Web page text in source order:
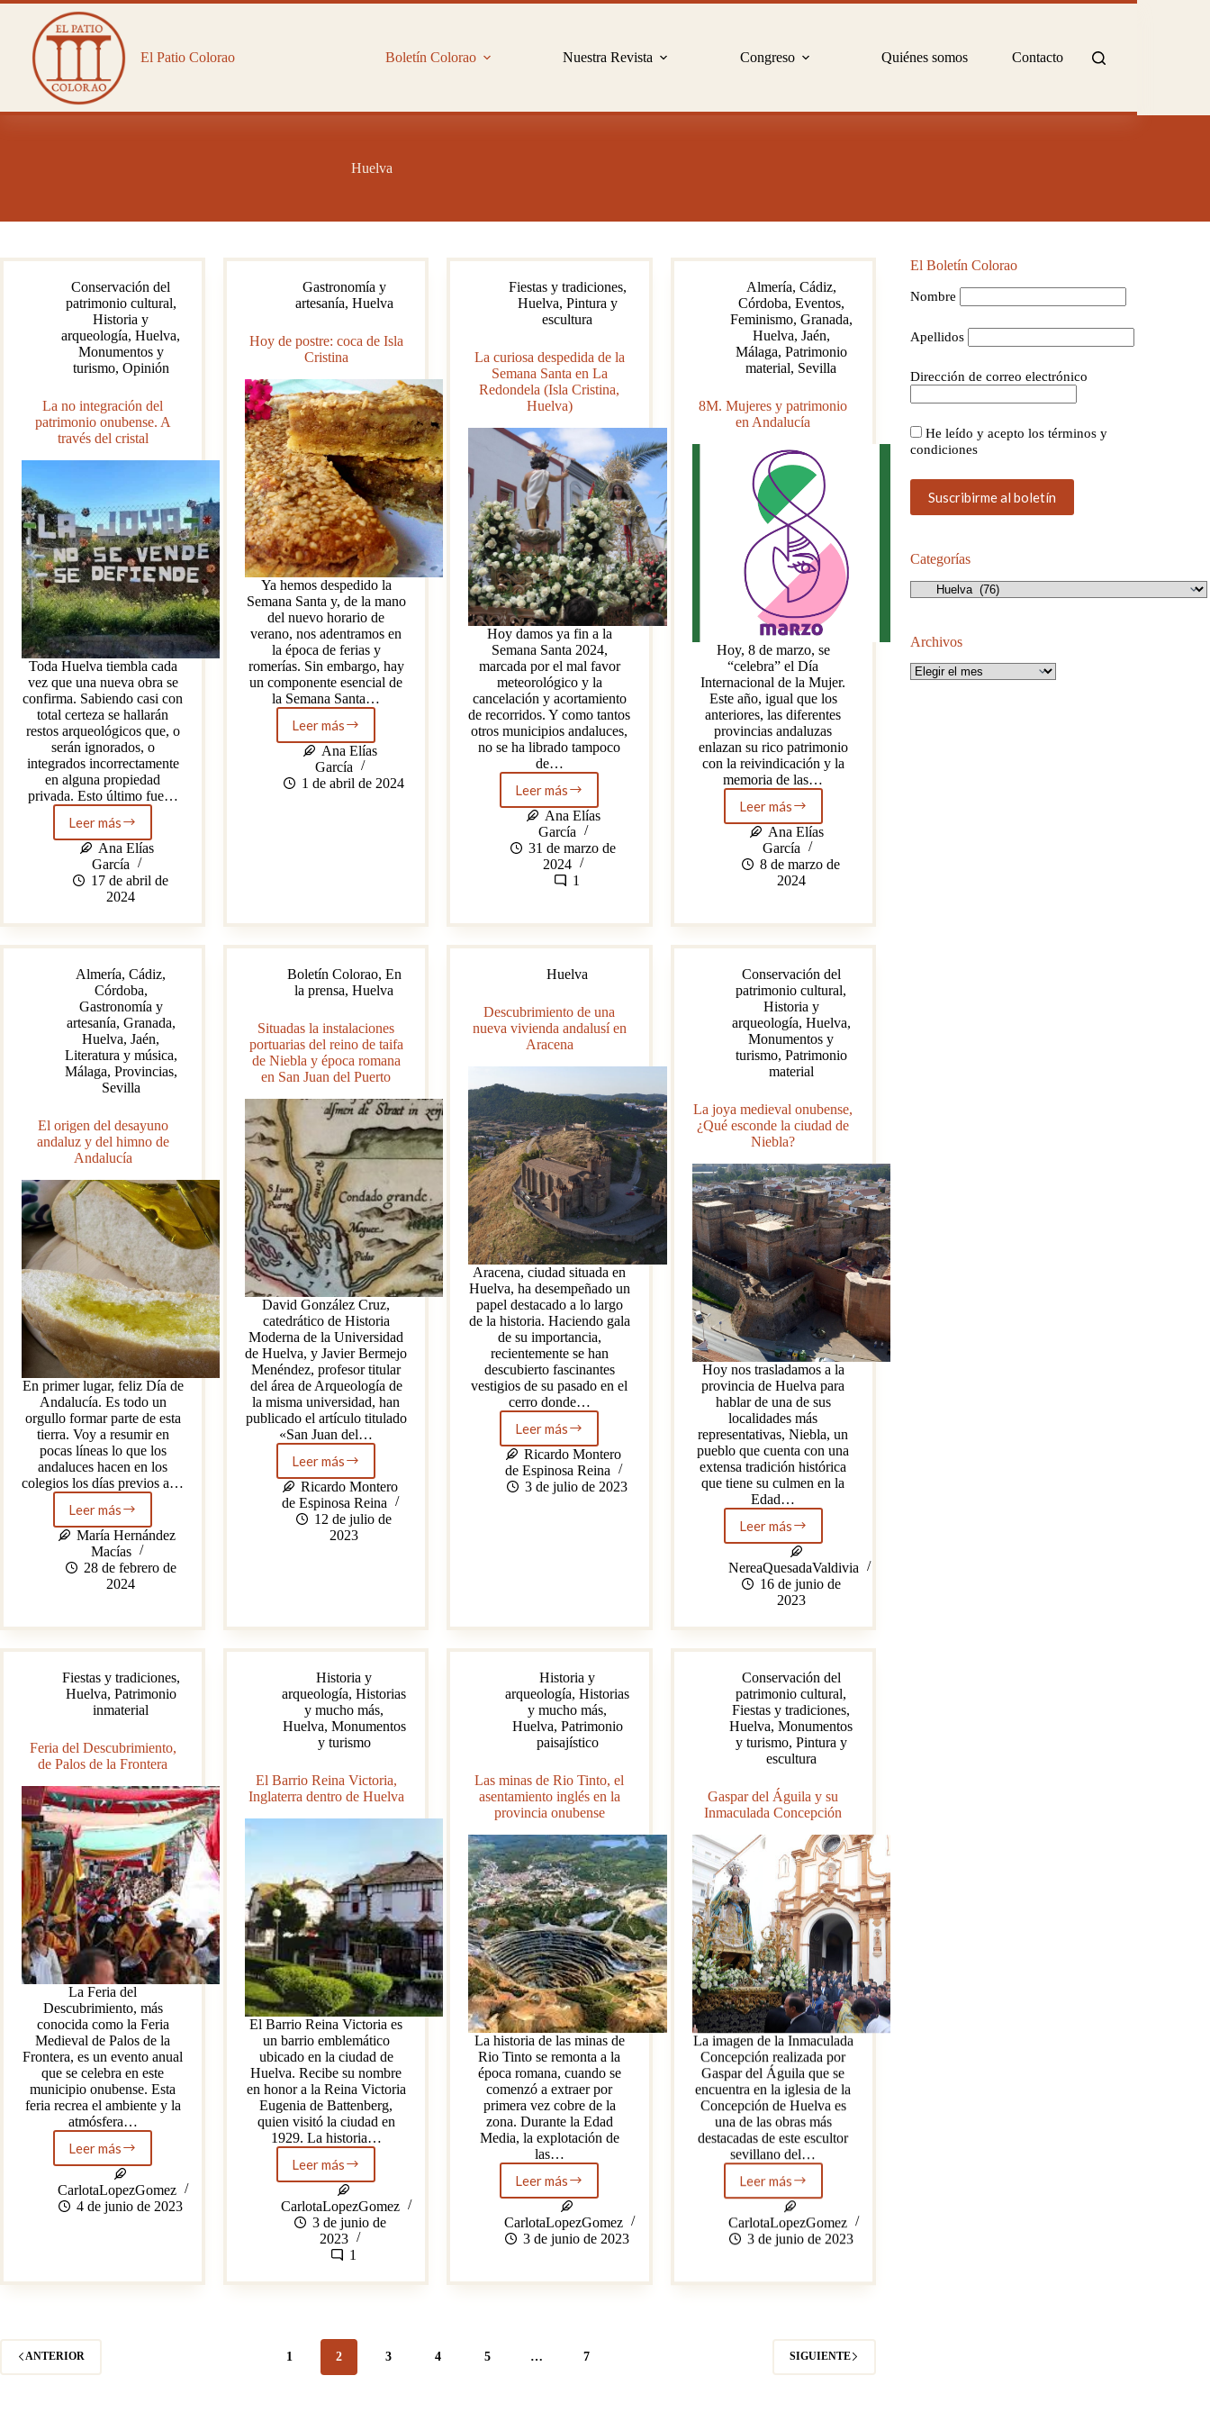
Saltar
contenido
El Patio Colorao
Boletín Colorao Nuestra Revista Congreso Quiénes somos Contacto
Huelva
Conservación del
patrimonio cultural,
Historia y
arqueología,Huelva,
Monumentos y
turismo, Opinión
La no integración del
patrimonio onubense. A
través del cristal
Toda Huelva tiembla cada
vez que una nueva obra se
confirma. Sabiendo casi con
total certeza se hallarán
restos arqueológicos que, o
serán ignorados, o
integrados incorrectamente
en alguna propiedad
privada. Esto último fue…
Leer más
La
no
integración
del
patrimonio
A
través
cristal
Ana Elías
García
17 de abril de
2024
Gastronomía y
artesanía, Huelva
Hoy de postre: coca de Isla
Cristina
Ya hemos despedido la
Semana Santa y, de la mano
del nuevo horario de
verano, nos adentramos en
la época de ferias y
romerías. Sin embargo, hay
un componente esencial de
la Semana Santa…
Leer más
Hoy
de
postre:
coca
Ana Elías
García
1 de abril de 2024
Fiestas y tradiciones,
Huelva, Pintura y
escultura
La curiosa despedida de la
Semana Santa en La
Redondela (Isla Cristina,
Huelva)
Hoy damos ya fin a la
Semana Santa 2024,
marcada por el mal favor
meteorológico y la
cancelación y acortamiento
de recorridos. Y como tantos
otros municipios andaluces,
no se ha librado tampoco
de…
Leer más
La
curiosa
despedida
de
la
Semana
La
Redondela
Cristina,
Ana Elías
García
31 de marzo de
2024
1
Almería, Cádiz,
Córdoba, Eventos,
Feminismo, Granada,
Huelva, Jaén,
Málaga, Patrimonio
material, Sevilla
8M. Mujeres y patrimonio
en Andalucía
Hoy, 8 de marzo, se
“celebra” el Día
Internacional de la Mujer.
Este año, igual que los
anteriores, las diferentes
provincias andaluzas
enlazan su rico patrimonio
con la reivindicación y la
memoria de las…
Leer más
8M.
Mujeres
y
patrimonio
en
Ana Elías
García
8 de marzo de
2024
Almería,Cádiz,
Córdoba,
Gastronomía y
artesanía, Granada,
Huelva,Jaén,
Literatura y música,
Málaga, Provincias,
Sevilla
El origen del desayuno
andaluz y del himno de
Andalucía
En primer lugar, feliz Día de
Andalucía. Es todo un
orgullo formar parte de esta
tierra. Voy a resumir en
pocas líneas lo que los
andaluces hacen en los
colegios los días previos a…
Leer más
El
origen
del
desayuno
andaluz
himno
de
María Hernández
Macías
28 de febrero de
2024
Boletín Colorao, En
la prensa,Huelva
Situadas la instalaciones
portuarias del reino de taifa
de Niebla y época romana
en San Juan del Puerto
David González Cruz,
catedrático de Historia
Moderna de la Universidad
de Huelva, y Javier Bermejo
Menéndez, profesor titular
del área de Arqueología de
la misma universidad, han
publicado el artículo titulado
«San Juan del…
Leer másSituadas
la
instalaciones
portuarias
del
y
época
en
San
Juan
del
Puerto
Ricardo Montero
de Espinosa Reina
12 de julio de
2023
Huelva
Descubrimiento de una
nueva vivienda andalusí en
Aracena
Aracena, ciudad situada en
Huelva, ha desempeñado un
papel destacado a lo largo
de la historia. Haciendo gala
de su importancia,
recientemente se han
descubierto fascinantes
vestigios de su pasado en el
cerro donde…
Leer másDescubrimiento
de
una
nueva
Ricardo Montero
de Espinosa Reina
3 de julio de 2023
Conservación del
patrimonio cultural,
Historia y
arqueología, Huelva,
Monumentos y
turismo, Patrimonio
material
La joya medieval onubense,
¿Qué esconde la ciudad de
Niebla?
Hoy nos trasladamos a la
provincia de Huelva para
hablar de una de sus
localidades más
representativas, Niebla, un
pueblo que cuenta con una
extensa tradición histórica
que tiene su culmen en la
Edad…
Leer más
La
joya
medieval
onubense,
¿Qué
la
ciudad
Niebla?
NereaQuesadaValdivia
16 de junio de
2023
Fiestas y tradiciones,
Huelva, Patrimonio
inmaterial
Feria del Descubrimiento,
de Palos de la Frontera
La Feria del
Descubrimiento, más
conocida como la Feria
Medieval de Palos de la
Frontera, es un evento anual
que se celebra en este
municipio onubense. Esta
feria recrea el ambiente y la
atmósfera…
Leer más
Feria
del
Descubrimiento,
de
CarlotaLopezGomez
4 de junio de 2023
Historia y
arqueología,Historias
y mucho más,
Huelva, Monumentos
y turismo
El Barrio Reina Victoria,
Inglaterra dentro de Huelva
El Barrio Reina Victoria es
un barrio emblemático
ubicado en la ciudad de
Huelva. Recibe su nombre
en honor a la Reina Victoria
Eugenia de Battenberg,
quien visitó la ciudad en
1929. La historia…
Leer más
El
Barrio
Reina
Victoria,
Inglaterra
dentro
Huelva
CarlotaLopezGomez
3 de junio de
2023
1
Historia y
arqueología,Historias
y mucho más,
Huelva, Patrimonio
paisajístico
Las minas de Rio Tinto, el
asentamiento inglés en la
provincia onubense
La historia de las minas de
Rio Tinto se remonta a la
época romana, cuando se
comenzó a extraer por
primera vez cobre de la
zona. Durante la Edad
Media, la explotación de
las…
Leer más
Las
minas
de
Rio
asentamiento
provincia
onubense
CarlotaLopezGomez
3 de junio de 2023
Conservación del
patrimonio cultural,
Fiestas y tradiciones,
Huelva,Monumentos
y turismo, Pintura y
escultura
Gaspar del Águila y su
Inmaculada Concepción
La imagen de la Inmaculada
Concepción realizada por
Gaspar del Águila que se
encuentra en la iglesia de la
Concepción de Huelva es
una de las obras más
destacadas de este escultor
sevillano del…
Leer másGaspar
del
Águila
y
su
Concepción
CarlotaLopezGomez
3 de junio de 2023
ANTERIOR 1 2 3 4 5 … 7 SIGUIENTE
El Boletín Colorao
Nombre
Apellidos
Dirección de correo electrónico
He leído y acepto los términos y
condiciones
Categorías
Categorías
Archivos
Archivos